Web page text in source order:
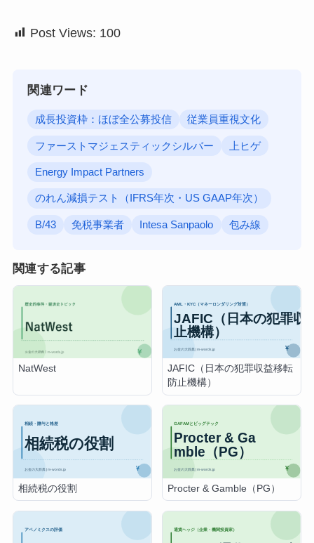
Post Views: 100
関連ワード
成長投資枠：ほぼ全公募投信 従業員重視文化
ファーストマジェスティックシルバー 上ヒゲ
Energy Impact Partners
のれん減損テスト（IFRS年次・US GAAP年次）
B/43 免税事業者 Intesa Sanpaolo 包み線
関連する記事
NatWest
JAFIC（日本の犯罪収益移転
防止機構）
相続税の役割 Procter & Gamble（PG）